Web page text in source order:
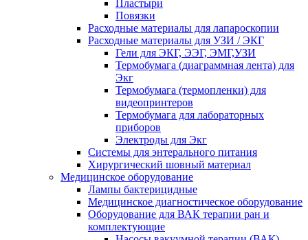
Пластыри
Повязки
Расходные материалы для лапароскопии
Расходные материалы для УЗИ / ЭКГ
Гели для ЭКГ, ЭЭГ, ЭМГ,УЗИ
Термобумага (диаграммная лента) для
Экг
Термобумага (термопленки) для
видеопринтеров
Термобумага для лабораторных
приборов
Электроды для Экг
Системы для энтерального питания
Хирургический шовный материал
Медицинское оборудование
Лампы бактерицидные
Медицинское диагностическое оборудование
Оборудование для ВАК терапии ран и
комплектующие